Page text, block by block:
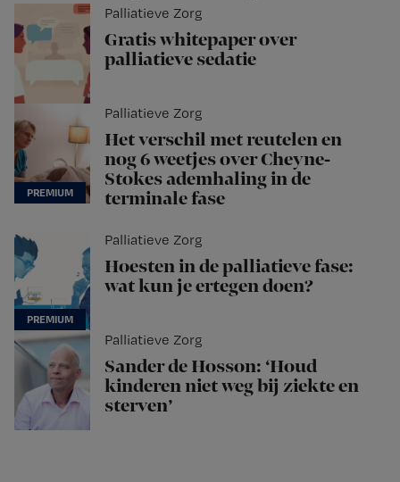
Palliatieve Zorg
Gratis whitepaper over
palliatieve sedatie
Palliatieve Zorg
Het verschil met reutelen en
nog 6 weetjes over Cheyne-
Stokes ademhaling in de
terminale fase
Palliatieve Zorg
Hoesten in de palliatieve fase:
wat kun je ertegen doen?
Palliatieve Zorg
Sander de Hosson: ‘Houd
kinderen niet weg bij ziekte en
sterven’